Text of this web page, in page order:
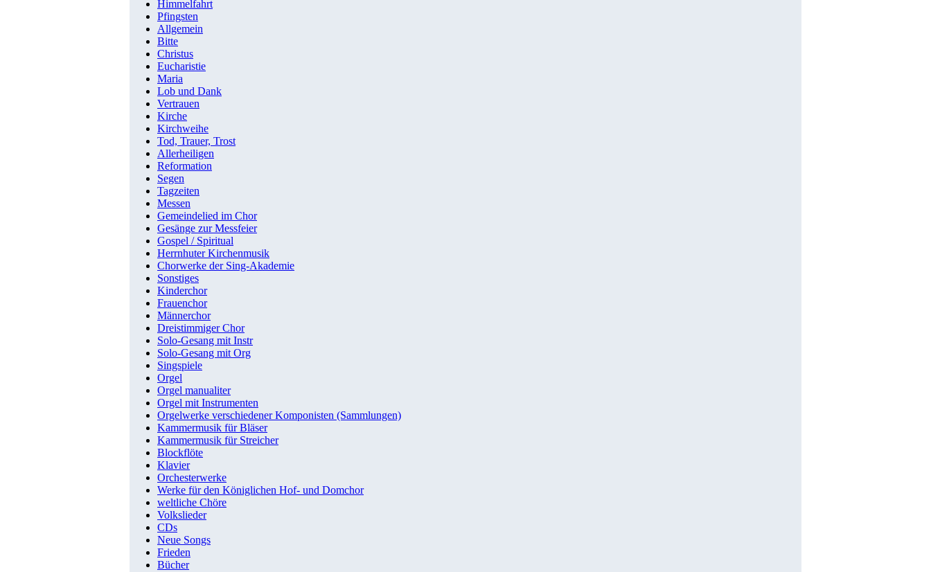
Himmelfahrt
Pfingsten
Allgemein
Bitte
Christus
Eucharistie
Maria
Lob und Dank
Vertrauen
Kirche
Kirchweihe
Tod, Trauer, Trost
Allerheiligen
Reformation
Segen
Tagzeiten
Messen
Gemeindelied im Chor
Gesänge zur Messfeier
Gospel / Spiritual
Herrnhuter Kirchenmusik
Chorwerke der Sing-Akademie
Sonstiges
Kinderchor
Frauenchor
Männerchor
Dreistimmiger Chor
Solo-Gesang mit Instr
Solo-Gesang mit Org
Singspiele
Orgel
Orgel manualiter
Orgel mit Instrumenten
Orgelwerke verschiedener Komponisten (Sammlungen)
Kammermusik für Bläser
Kammermusik für Streicher
Blockflöte
Klavier
Orchesterwerke
Werke für den Königlichen Hof- und Domchor
weltliche Chöre
Volkslieder
CDs
Neue Songs
Frieden
Bücher